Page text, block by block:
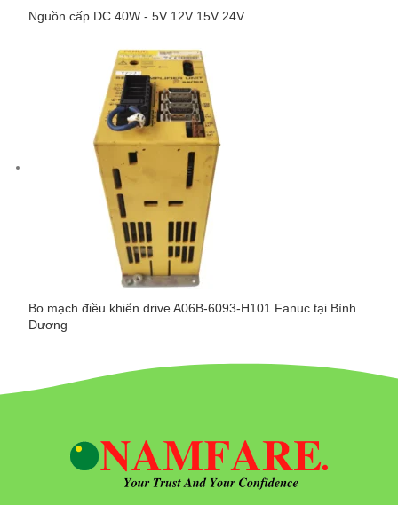
Nguồn cấp DC 40W - 5V 12V 15V 24V
Bo mạch điều khiển drive A06B-6093-H101 Fanuc tại Bình
Dương